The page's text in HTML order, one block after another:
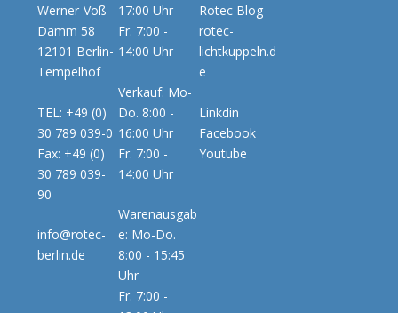
Werner-Voß-
Damm 58
12101 Berlin-
Tempelhof
TEL: +49 (0)
30 789 039-0
Fax: +49 (0)
30 789 039-
90
info@rotec-
berlin.de
17:00 Uhr
Fr. 7:00 -
14:00 Uhr
Verkauf: Mo-
Do. 8:00 -
16:00 Uhr
Fr. 7:00 -
14:00 Uhr
Warenausgab
e: Mo-Do.
8:00 - 15:45
Uhr
Fr. 7:00 -
Rotec Blog
rotec-
lichtkuppeln.d
e
Linkdin
Facebook
Youtube